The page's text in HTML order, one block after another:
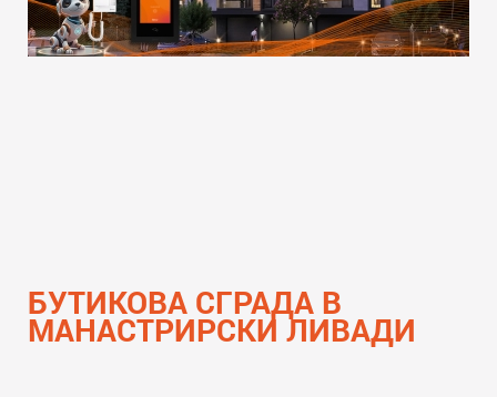
БУТИКОВА СГРАДА В
МАНАСТРИРСКИ ЛИВАДИ